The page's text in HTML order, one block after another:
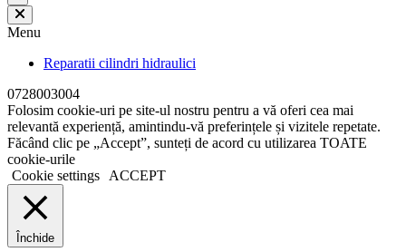
Menu
Reparatii cilindri hidraulici
0728003004
Folosim cookie-uri pe site-ul nostru pentru a vă oferi cea mai
relevantă experiență, amintindu-vă preferințele și vizitele repetate.
Făcând clic pe „Accept”, sunteți de acord cu utilizarea TOATE
cookie-urile
Cookie settings
ACCEPT
Închide